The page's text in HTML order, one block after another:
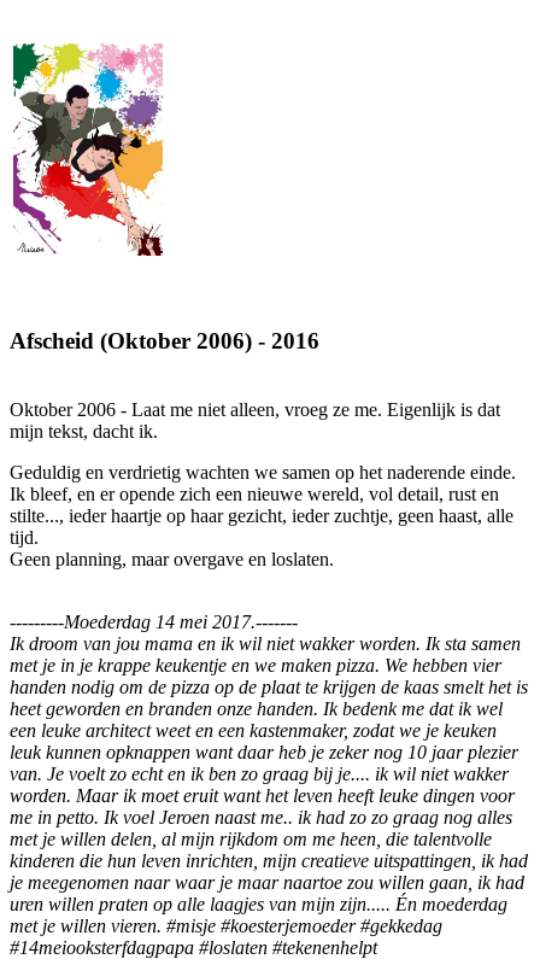
Afscheid (Oktober 2006) - 2016
Oktober 2006 - Laat me niet alleen, vroeg ze me. Eigenlijk is dat
mijn tekst, dacht ik.
Geduldig en verdrietig wachten we samen op het naderende einde.
Ik bleef, en er opende zich een nieuwe wereld, vol detail, rust en
stilte..., ieder haartje op haar gezicht, ieder zuchtje, geen haast, alle
tijd.
Geen planning, maar overgave en loslaten.
---------Moederdag 14 mei 2017.-------
Ik droom van jou mama en ik wil niet wakker worden. Ik sta samen
met je in je krappe keukentje en we maken pizza. We hebben vier
handen nodig om de pizza op de plaat te krijgen de kaas smelt het is
heet geworden en branden onze handen. Ik bedenk me dat ik wel
een leuke architect weet en een kastenmaker, zodat we je keuken
leuk kunnen opknappen want daar heb je zeker nog 10 jaar plezier
van. Je voelt zo echt en ik ben zo graag bij je.... ik wil niet wakker
worden. Maar ik moet eruit want het leven heeft leuke dingen voor
me in petto. Ik voel Jeroen naast me.. ik had zo zo graag nog alles
met je willen delen, al mijn rijkdom om me heen, die talentvolle
kinderen die hun leven inrichten, mijn creatieve uitspattingen, ik had
je meegenomen naar waar je maar naartoe zou willen gaan, ik had
uren willen praten op alle laagjes van mijn zijn..... Én moederdag
met je willen vieren. #misje #koesterjemoeder #gekkedag
#14meiooksterfdagpapa #loslaten #tekenenhelpt